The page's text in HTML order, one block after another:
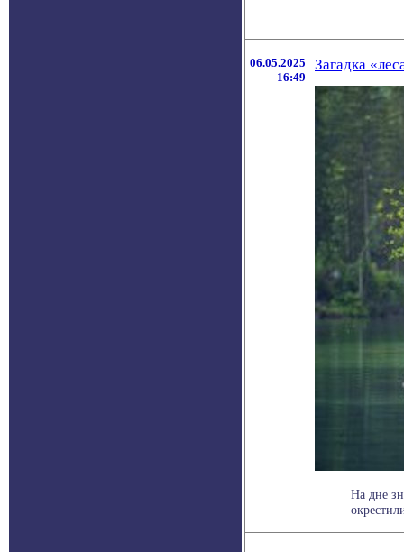
06.05.2025
16:49
Загадка
На дне